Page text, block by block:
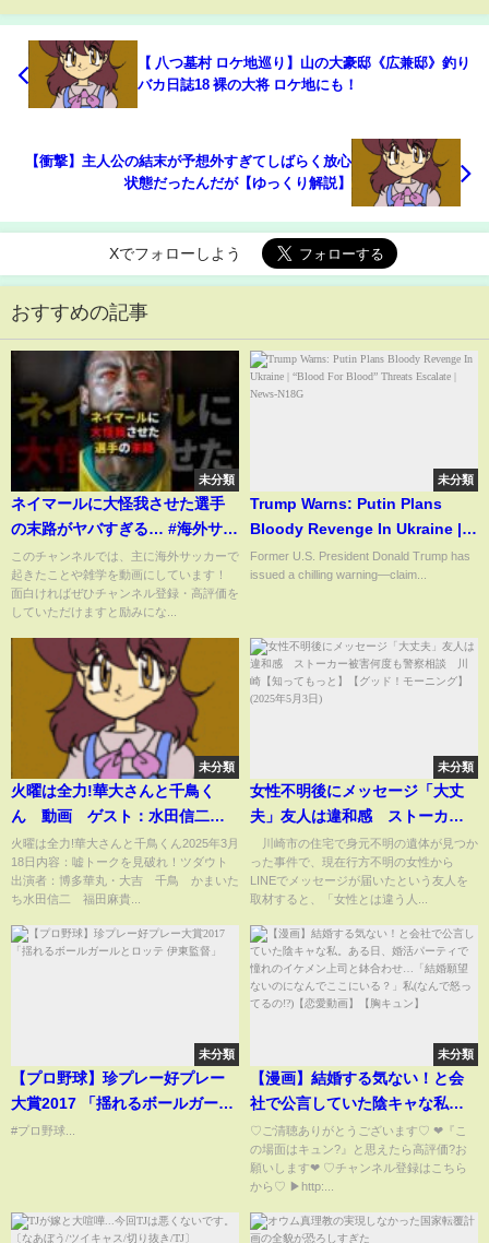
【 八つ墓村 ロケ地巡り】山の大豪邸《広兼邸》釣り
バカ日誌18 裸の大将 ロケ地にも！
【衝撃】主人公の結末が予想外すぎてしばらく放心
状態だったんだが【ゆっくり解説】
Xでフォローしよう
おすすめの記事
未分類
ネイマールに大怪我させた選手
の末路がヤバすぎる… #海外サッ
カー #ネイマール #w杯
このチャンネルでは、主に海外サッカーで
起きたことや雑学を動画にしています！
面白ければぜひチャンネル登録・高評価を
していただけますと励みにな...
未分類
Trump Warns: Putin Plans
Bloody Revenge In Ukraine |
“Blood For Blood” Threats
Escalate | News-N18G
Former U.S. President Donald Trump has
issued a chilling warning—claim...
未分類
火曜は全力!華大さんと千鳥く
ん 動画 ゲスト：水田信二
福田麻貴 3月18日
火曜は全力!華大さんと千鳥くん2025年3月
18日内容：嘘トークを見破れ！ツダウト
出演者：博多華丸・大吉 千鳥 かまいた
ち水田信二 福田麻貴...
未分類
女性不明後にメッセージ「大丈
夫」友人は違和感 ストーカー
被害何度も警察相談 川崎【知
ってもっと】【グッド！モーニ
ング】(2025年5月3日)
川崎市の住宅で身元不明の遺体が見つか
った事件で、現在行方不明の女性から
LINEでメッセージが届いたという友人を
取材すると、「女性とは違う人...
未分類
【プロ野球】珍プレー好プレー
大賞2017 「揺れるボールガール
とロッテ 伊東監督」
#プロ野球...
未分類
【漫画】結婚する気ない！と会
社で公言していた陰キャな私。
ある日、婚活パーティで憧れの
イケメン上司と鉢合わせ…「結
婚願望ないのになんでここにい
【恋愛動画】【胸キュン】
♡ご清聴ありがとうございます♡ ❤︎『こ
の場面はキュン?』と思えたら高評価?お
願いします❤︎ ♡チャンネル登録はこちら
から♡ ▶︎http:...